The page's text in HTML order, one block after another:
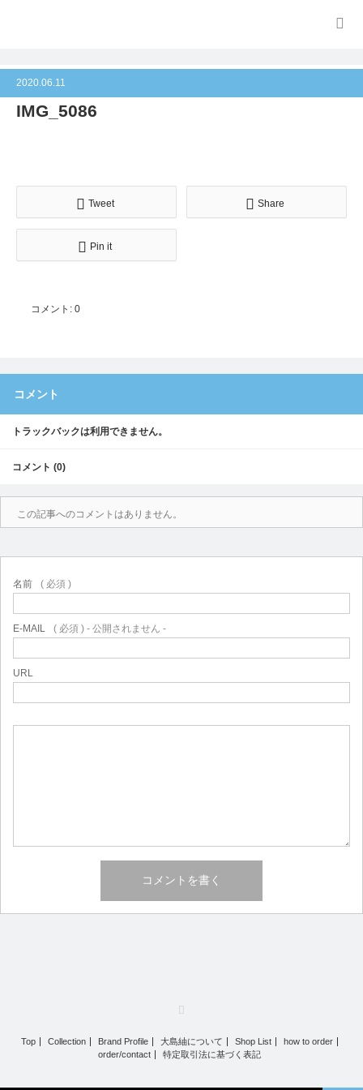
2020.06.11
IMG_5086
Tweet Share
Pin it
コメント: 0
コメント
トラックバックは利用できません。
コメント (0)
この記事へのコメントはありません。
名前 ( 必須 )
E-MAIL ( 必須 ) - 公開されません -
URL
Top Collection Brand Profile 大島紬について Shop List
how to order
order/contact
特定取引法に基づく表記